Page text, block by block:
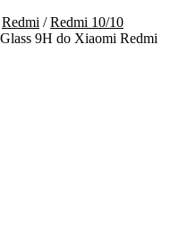
Redmi /Redmi 10/10
9H do Xiaomi Redmi